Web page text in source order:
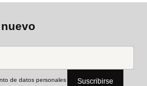
de datos personales Suscribirse